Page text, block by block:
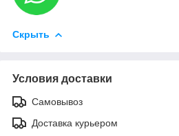
Скрыть
Условия доставки
Самовывоз
Доставка курьером